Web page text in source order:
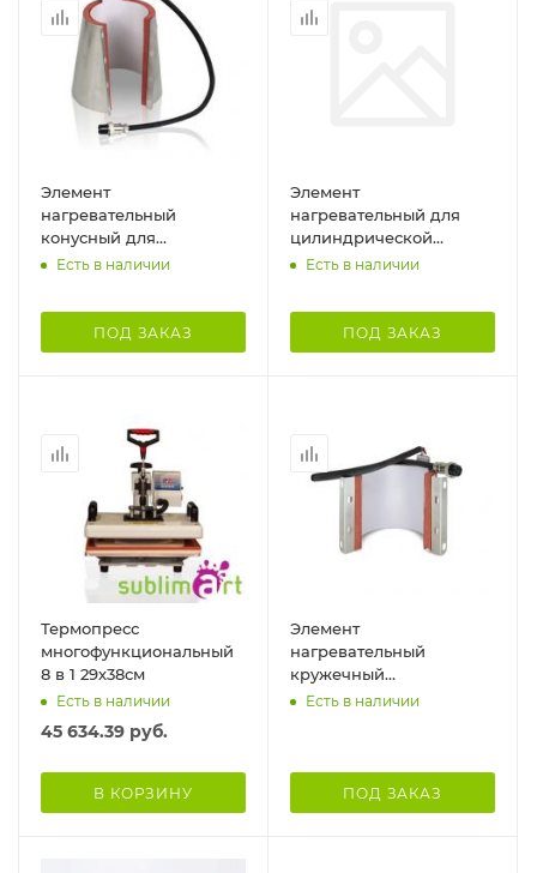
Элемент
нагревательный
конусный для
стандартной кружки
Есть в наличии
ПОД ЗАКАЗ
Элемент
нагревательный для
цилиндрической
кружки 270 мл
Есть в наличии
ПОД ЗАКАЗ
Термопресс
многофункциональный
8 в 1 29х38см
Есть в наличии
45 634.39 руб.
В КОРЗИНУ
Элемент
нагревательный
кружечный
цилиндрический для
Есть в наличии
ПОД ЗАКАЗ